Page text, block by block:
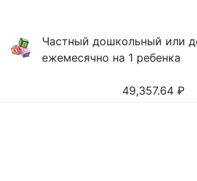
Частный дошкольный или
ежемесячно на 1 ребенка
49,357.64 ₽